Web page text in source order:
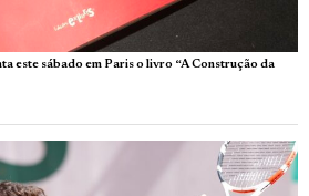
este sábado em Paris o livro “A Construção da